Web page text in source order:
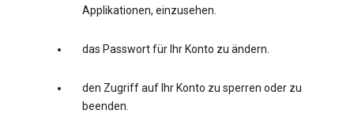
Applikationen, einzusehen.
das Passwort für Ihr Konto zu ändern.
den Zugriff auf Ihr Konto zu sperren oder zu
beenden.